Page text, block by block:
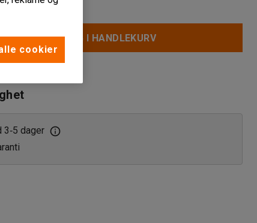
LEGG I HANDLEKURV
3‑5 dager
cookier